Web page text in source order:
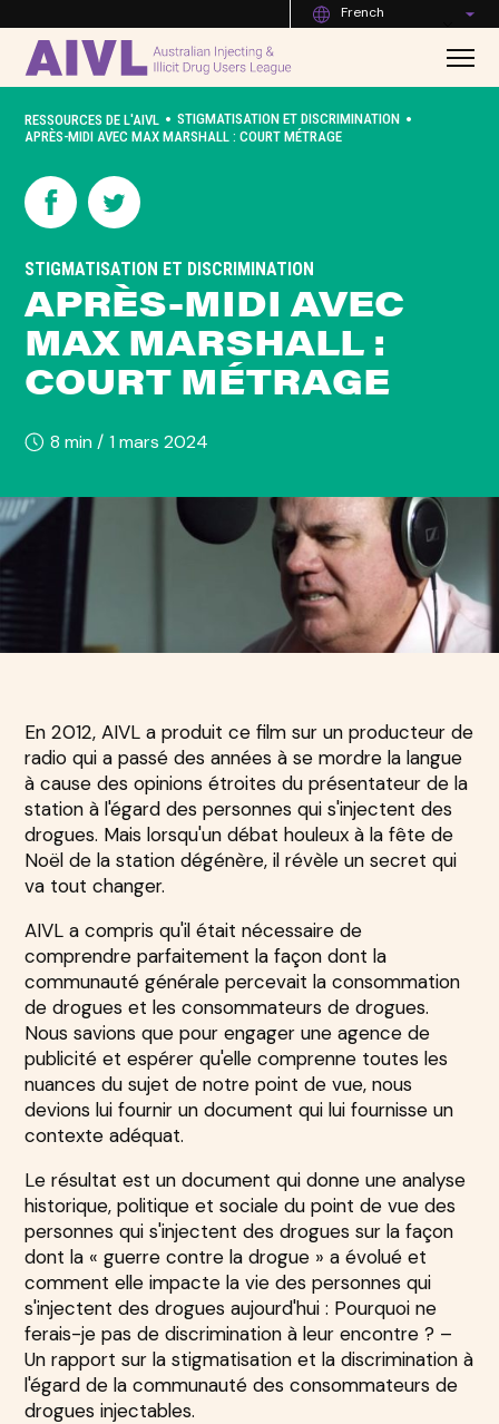
French
RESSOURCES DE L'AIVL • STIGMATISATION ET DISCRIMINATION •
APRÈS-MIDI AVEC MAX MARSHALL : COURT MÉTRAGE
STIGMATISATION ET DISCRIMINATION
APRÈS-MIDI AVEC
MAX MARSHALL :
COURT MÉTRAGE
8 min / 1 mars 2024
En 2012, AIVL a produit ce film sur un producteur de
radio qui a passé des années à se mordre la langue
à cause des opinions étroites du présentateur de la
station à l'égard des personnes qui s'injectent des
drogues. Mais lorsqu'un débat houleux à la fête de
Noël de la station dégénère, il révèle un secret qui
va tout changer.
AIVL a compris qu'il était nécessaire de
comprendre parfaitement la façon dont la
communauté générale percevait la consommation
de drogues et les consommateurs de drogues.
Nous savions que pour engager une agence de
publicité et espérer qu'elle comprenne toutes les
nuances du sujet de notre point de vue, nous
devions lui fournir un document qui lui fournisse un
contexte adéquat.
Le résultat est un document qui donne une analyse
historique, politique et sociale du point de vue des
personnes qui s'injectent des drogues sur la façon
dont la « guerre contre la drogue » a évolué et
comment elle impacte la vie des personnes qui
s'injectent des drogues aujourd'hui : Pourquoi ne
ferais-je pas de discrimination à leur encontre ? –
Un rapport sur la stigmatisation et la discrimination à
l'égard de la communauté des consommateurs de
drogues injectables.